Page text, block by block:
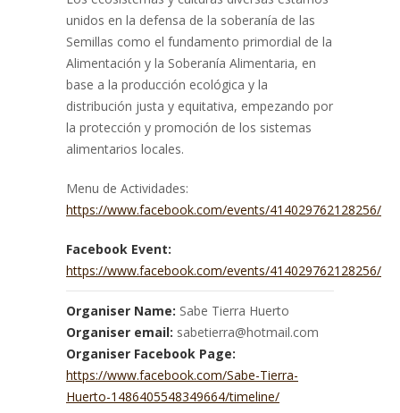
unidos en la defensa de la soberanía de las
Semillas como el fundamento primordial de la
Alimentación y la Soberanía Alimentaria, en
base a la producción ecológica y la
distribución justa y equitativa, empezando por
la protección y promoción de los sistemas
alimentarios locales.
Menu de Actividades:
https://www.facebook.com/events/414029762128256/
Facebook Event:
https://www.facebook.com/events/414029762128256/
Organiser Name: Sabe Tierra Huerto
Organiser email: sabetierra@hotmail.com
Organiser Facebook Page:
https://www.facebook.com/Sabe-Tierra-
Huerto-1486405548349664/timeline/